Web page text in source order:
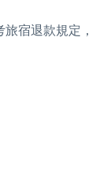
宿退款規定，